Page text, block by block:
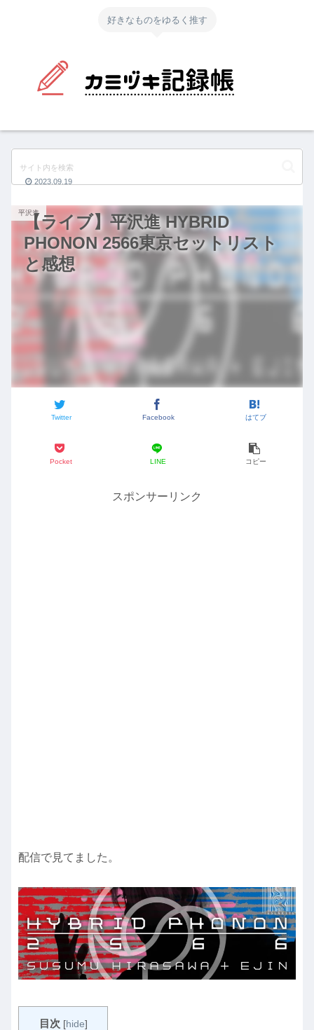
好きなものをゆるく推す
【ライブ】平沢進 HYBRID
PHONON 2566東京セットリスト
と感想
平沢進
Twitter Facebook はてブ
Pocket LINE コピー
2023.09.19
スポンサーリンク
配信で見てました。
目次 [hide]